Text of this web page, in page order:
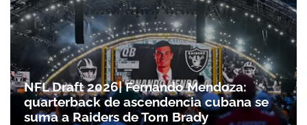
NFL Draft 2026| Fernando Mendoza:
quarterback de ascendencia cubana se
suma a Raiders de Tom Brady